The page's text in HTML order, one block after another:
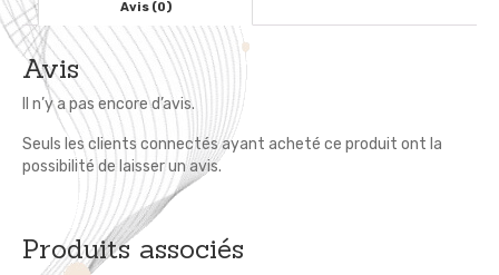
Bracelet
Rose
Avis (0)
Avis
Il n’y a pas encore d’avis.
Seuls les clients connectés ayant acheté ce produit ont la
possibilité de laisser un avis.
Produits associés